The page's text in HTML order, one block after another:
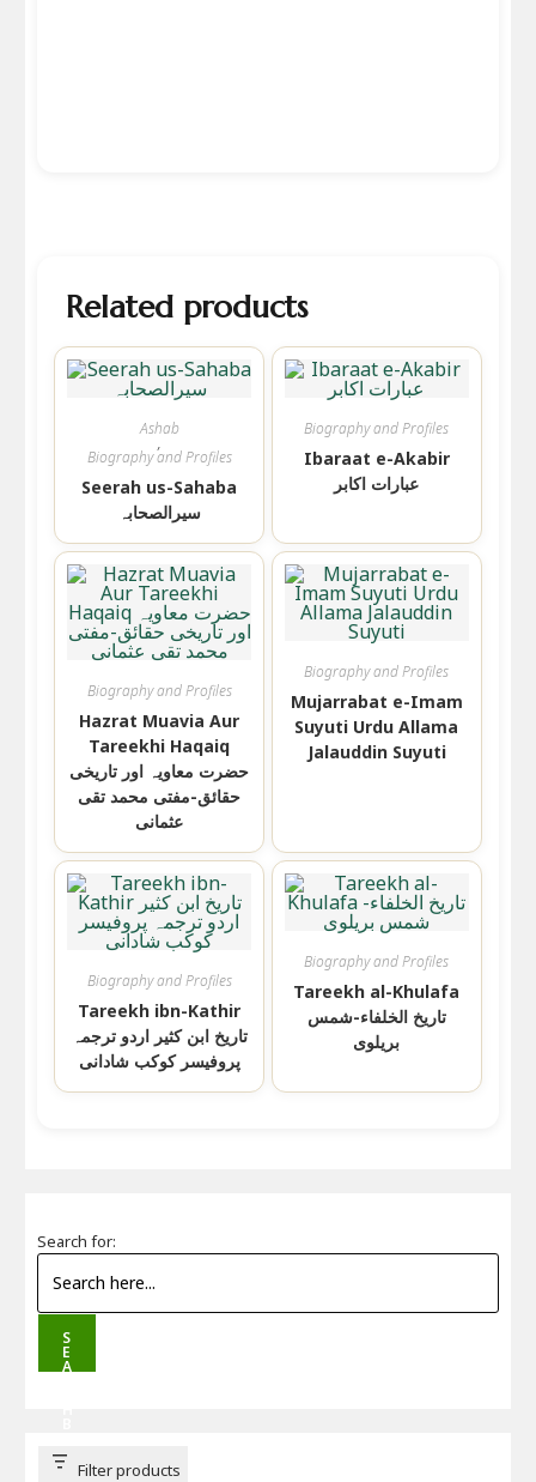
Related products
Ashab
,
Biography and Profiles
Seerah us-Sahaba
سیرالصحابہ
Biography and Profiles
Ibaraat e-Akabir
عبارات اکابر
Biography and Profiles
Hazrat Muavia Aur
Tareekhi Haqaiq
حضرت معاویہ اور تاریخی
حقائق-مفتی محمد تقی
عثمانی
Biography and Profiles
Mujarrabat e-Imam
Suyuti Urdu Allama
Jalauddin Suyuti
Biography and Profiles
Tareekh ibn-Kathir
تاریخ ابن كثير اردو ترجمہ
پروفیسر کوکب شادانی
Biography and Profiles
Tareekh al-Khulafa
تاریخ الخلفاء-شمس
بریلوی
Search for:
S
E
A
T
T
Filter products